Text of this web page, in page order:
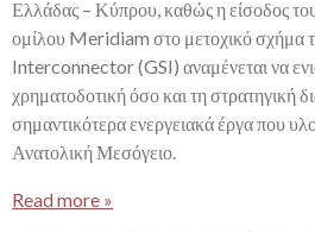
Ελλάδας – Κύπρου, καθώς η είσοδος
ομίλου Meridiam στο μετοχικό σχήμα
Interconnector (GSI) αναμένεται να
χρηματοδοτική όσο και τη στρατηγική
σημαντικότερα ενεργειακά έργα που
Ανατολική Μεσόγειο.
Read more »